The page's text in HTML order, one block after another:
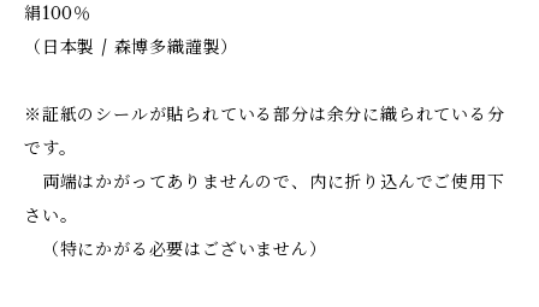
絹100％
（日本製 / 森博多織謹製）
※証紙のシールが貼られている部分は余分に織られている分
です。
両端はかがってありませんので、内に折り込んでご使用下
さい。
（特にかがる必要はございません）